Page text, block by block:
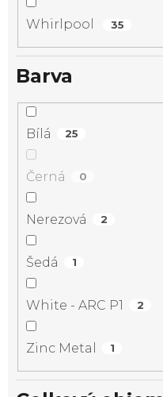
Whirlpool 35
Barva
Bílá 25
Černá 0
Nerezová 2
Šedá 1
White - ARC P1 2
Zinc Metal 1